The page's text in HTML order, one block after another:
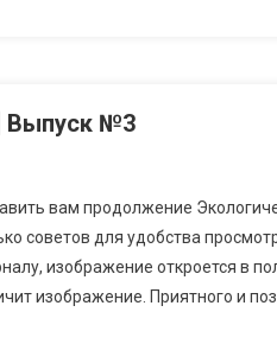
Выпуск №3
вам продолжение
советов для удобства
изображение откроется в
изображение. Приятного и